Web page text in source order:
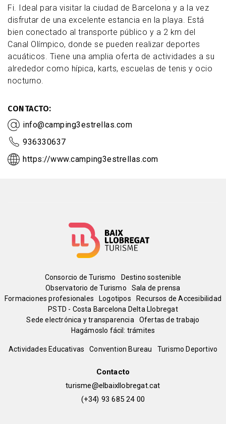
Fi. Ideal para visitar la ciudad de Barcelona y a la vez
disfrutar de una excelente estancia en la playa. Está
bien conectado al transporte público y a 2 km del
Canal Olímpico, donde se pueden realizar deportes
acuáticos. Tiene una amplia oferta de actividades a su
alrededor como hípica, karts, escuelas de tenis y ocio
nocturno.
CONTACTO
info@camping3estrellas.com
936330637
https://www.camping3estrellas.com
Menú
del
pie
Consorcio de Turismo
Destino sostenible
Observatorio de Turismo
Sala de prensa
Formaciones profesionales
Logotipos
Recursos de Accesibilidad
PSTD - Costa Barcelona Delta Llobregat
Sede electrónica y transparencia
Ofertas de trabajo
Hagámoslo fácil: trámites
Peu
Actividades Educativas Convention Bureau Turismo Deportivo
Contacto
turisme@elbaixllobregat.cat
(+34) 93 685 24 00